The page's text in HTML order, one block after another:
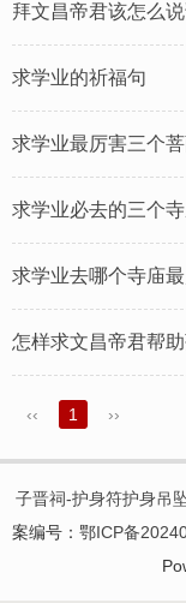
拜文昌帝君该怎么
求学业的祈福句
求学业最厉害三个
求学业必去的三个
求学业去哪个寺庙
怎样求文昌帝君帮
‹‹ 1 ››
子晋祠-护身符护身吊
案编号： 鄂ICP备